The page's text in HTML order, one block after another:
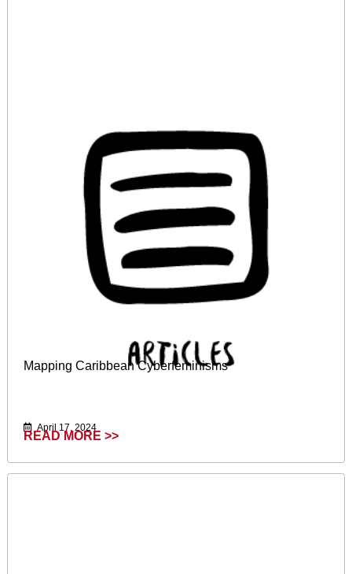
Mapping Caribbean Cyberfeminisms
April 17, 2024
READ MORE >>